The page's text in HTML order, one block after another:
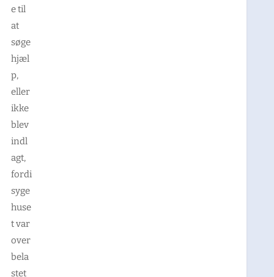
e til
at
søge
hjæl
p,
eller
ikke
blev
indl
agt,
fordi
syge
huse
t var
over
bela
stet